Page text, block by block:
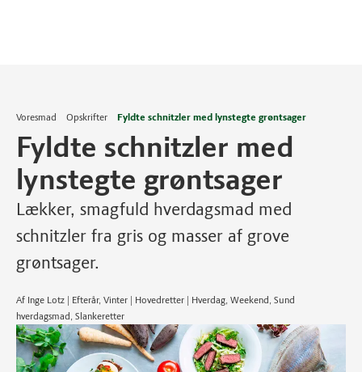
Voresmad Opskrifter Fyldte schnitzler med lynstegte grøntsager
Fyldte schnitzler med
lynstegte grøntsager
Lækker, smagfuld hverdagsmad med
schnitzler fra gris og masser af grove
grøntsager.
Af Inge Lotz | Efterår, Vinter | Hovedretter | Hverdag, Weekend, Sund
hverdagsmad, Slankeretter